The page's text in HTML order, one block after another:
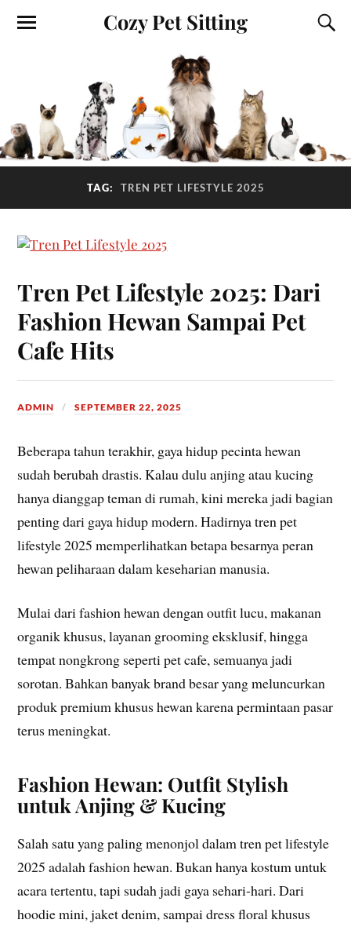
Cozy Pet Sitting
TAG: TREN PET LIFESTYLE 2025
Tren Pet Lifestyle 2025: Dari
Fashion Hewan Sampai Pet
Cafe Hits
ADMIN SEPTEMBER 22, 2025
Beberapa tahun terakhir, gaya hidup pecinta hewan
sudah berubah drastis. Kalau dulu anjing atau kucing
hanya dianggap teman di rumah, kini mereka jadi bagian
penting dari gaya hidup modern. Hadirnya tren pet
lifestyle 2025 memperlihatkan betapa besarnya peran
hewan peliharaan dalam keseharian manusia.
Mulai dari fashion hewan dengan outfit lucu, makanan
organik khusus, layanan grooming eksklusif, hingga
tempat nongkrong seperti pet cafe, semuanya jadi
sorotan. Bahkan banyak brand besar yang meluncurkan
produk premium khusus hewan karena permintaan pasar
terus meningkat.
Fashion Hewan: Outfit Stylish
untuk Anjing & Kucing
Salah satu yang paling menonjol dalam tren pet lifestyle
2025 adalah fashion hewan. Bukan hanya kostum untuk
acara tertentu, tapi sudah jadi gaya sehari-hari. Dari
hoodie mini, jaket denim, sampai dress floral khusus